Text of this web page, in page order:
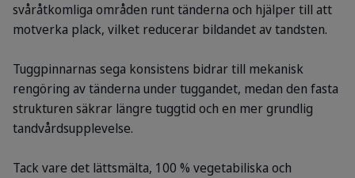
svåråtkomliga områden runt tänderna och hjälper till att
motverka plack, vilket reducerar bildandet av tandsten.
Tuggpinnarnas sega konsistens bidrar till mekanisk
rengöring av tänderna under tuggandet, medan den fasta
strukturen säkrar längre tuggtid och en mer grundlig
tandvårdsupplevelse.
Tack vare det lättsmälta, 100 % vegetabiliska och